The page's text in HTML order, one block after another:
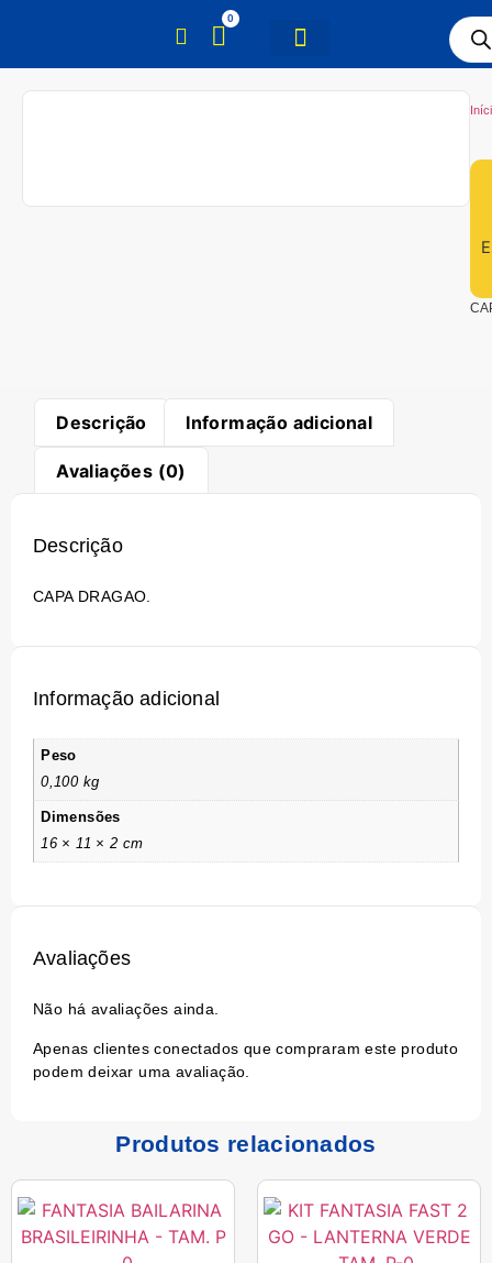
0
Descrição Informação adicional
Avaliações (0)
Descrição
CAPA DRAGAO.
Informação adicional
Peso
0,100 kg
Dimensões
16 × 11 × 2 cm
Avaliações
Não há avaliações ainda.
Apenas clientes conectados que compraram este produto
podem deixar uma avaliação.
Produtos relacionados